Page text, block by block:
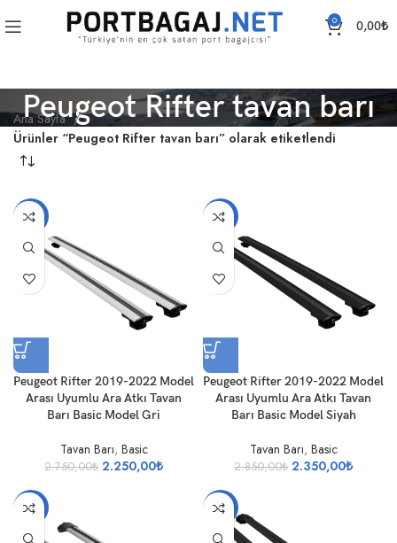
0 0,00₺
Peugeot Rifter tavan barı
Ana Sayfa
Ürünler “Peugeot Rifter tavan barı” olarak etiketlendi
-18%
Peugeot Rifter 2019-2022 Model
Arası Uyumlu Ara Atkı Tavan
Barı Basic Model Gri
Tavan Barı, Basic
2.750,00₺ 2.250,00₺
-18%
Peugeot Rifter 2019-2022 Model
Arası Uyumlu Ara Atkı Tavan
Barı Basic Model Siyah
Tavan Barı, Basic
2.850,00₺ 2.350,00₺
-17% -16%